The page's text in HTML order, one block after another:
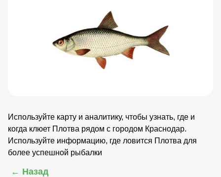
Используйте карту и аналитику, чтобы узнать, где и
когда клюет Плотва рядом с городом Краснодар.
Используйте информацию, где ловится Плотва для
более успешной рыбалки
← Назад